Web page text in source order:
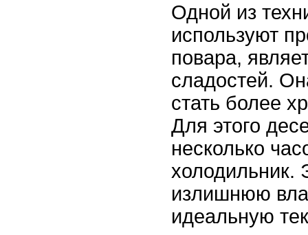
Одной из
используют
повара,
сладостей.
стать более
Для этого
несколько
холодильник.
излишнюю
идеальную